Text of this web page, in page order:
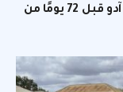
الاتحاد الغاني لكرة القدم يقيل المدرب أوتو آدو قبل 72 يومًا من